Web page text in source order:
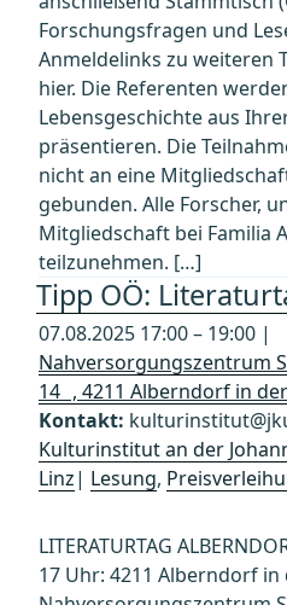
Forschungsfragen und
Anmeldelinks zu weiteren
hier. Die Referenten
Lebensgeschichte aus
präsentieren. Die
nicht an eine
gebunden. Alle Forscher,
Mitgliedschaft bei Familia
teilzunehmen. […]
Tipp OÖ:
07.08.2025 17:00 – 19:00 |
Nahversorgungszentrum
14 , 4211 Alberndorf in
Kontakt:
Kulturinstitut an der
Linz| Lesung,
LITERATURTAG
17 Uhr: 4211 Alberndorf in